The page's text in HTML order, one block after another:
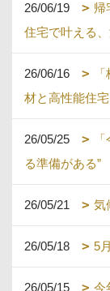
26/06/19
帰
住宅で叶える
26/06/16
材と高性能住
26/05/25
る準備がある”
26/05/21 気
26/05/18 5
26/05/15 今